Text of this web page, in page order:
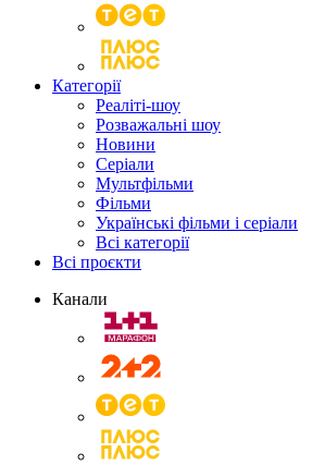
Категорії
Реаліті-шоу
Розважальні шоу
Новини
Серіали
Мультфільми
Фільми
Українські фільми і серіали
Всі категорії
Всі проєкти
Канали